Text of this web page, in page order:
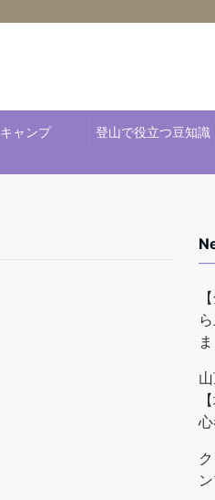
キャンプ 登山で役立つ豆知識